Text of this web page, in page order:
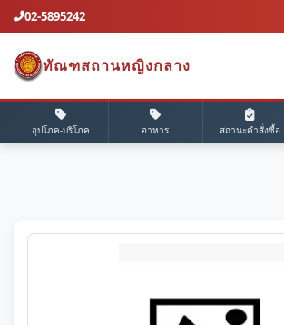
02-5895242
ทัณฑสถานหญิงกลาง
อุปโภค-บริโภค อาหาร สถานะคำสั่งซื้อ